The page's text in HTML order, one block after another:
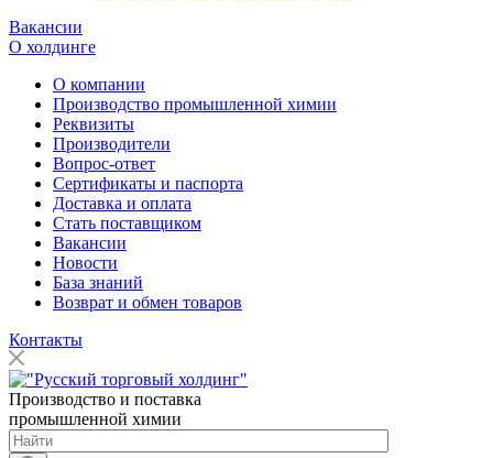
Вакансии
О холдинге
О компании
Производство промышленной химии
Реквизиты
Производители
Вопрос-ответ
Сертификаты и паспорта
Доставка и оплата
Стать поставщиком
Вакансии
Новости
База знаний
Возврат и обмен товаров
Контакты
Производство и поставка
промышленной химии